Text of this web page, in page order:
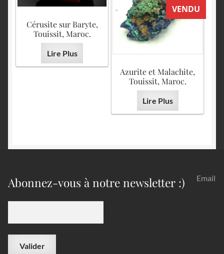
Cérusite sur Baryte,
Touissit, Maroc.
Lire Plus
VENDU
Azurite et Malachite,
Touissit, Maroc.
Lire Plus
Abonnez-vous à notre newsletter :) Email